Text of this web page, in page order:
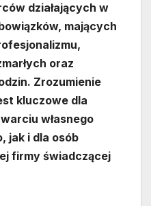
działających w
mających
oraz
Zrozumienie
kluczowe dla
własnego
jak i dla osób
firmy świadczącej